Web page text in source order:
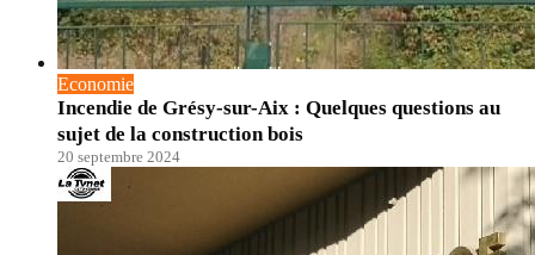
Economie
Incendie de Grésy-sur-Aix : Quelques questions au
sujet de la construction bois
20 septembre 2024